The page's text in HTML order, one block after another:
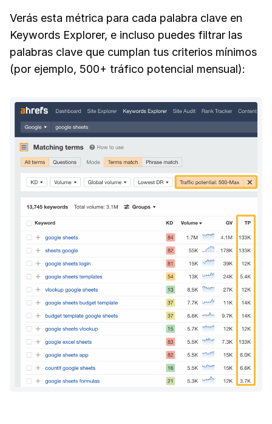
Verás esta métrica para cada palabra clave en
Keywords Explorer, e incluso puedes filtrar las
palabras clave que cumplan tus criterios mínimos
(por ejemplo, 500+ tráfico potencial mensual):